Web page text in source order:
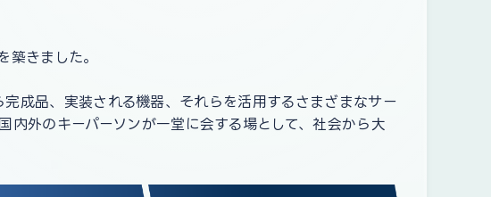
きました。
品、実装される機器、それらを活用するさまざまなサー
外のキーパーソンが一堂に会する場として、社会から大